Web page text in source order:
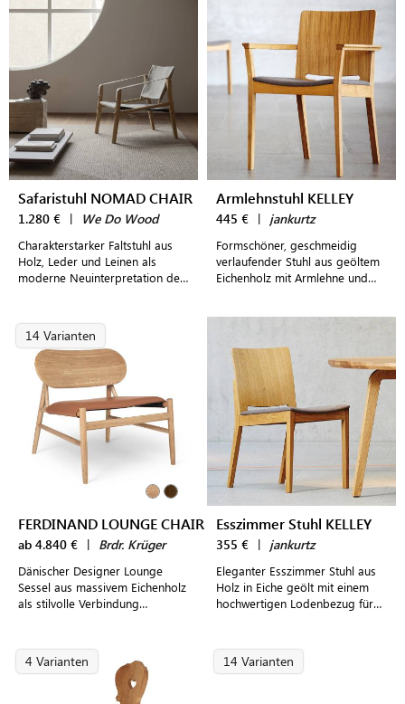
Safaristuhl NOMAD CHAIR
1.280 € | We Do Wood
Charakterstarker Faltstuhl aus
Holz, Leder und Leinen als
moderne Neuinterpretation des
Armlehnstuhl KELLEY
445 € | jankurtz
Formschöner, geschmeidig
verlaufender Stuhl aus geöltem
Eichenholz mit Armlehne und
14 Varianten
FERDINAND LOUNGE CHAIR
ab 4.840 € | Brdr. Krüger
Dänischer Designer Lounge
Sessel aus massivem Eichenholz
als stilvolle Verbindung
Esszimmer Stuhl KELLEY
355 € | jankurtz
Eleganter Esszimmer Stuhl aus
Holz in Eiche geölt mit einem
hochwertigen Lodenbezug für
4 Varianten 14 Varianten